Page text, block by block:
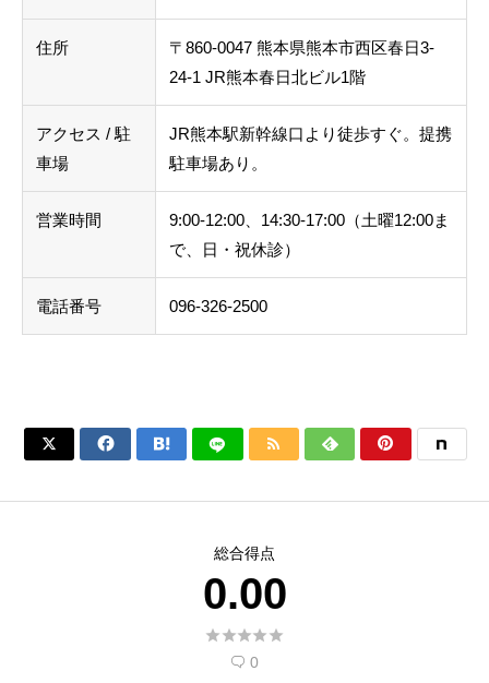
住所
〒860-0047 熊本県熊本市西区春日3-
24-1 JR熊本春日北ビル1階
アクセス / 駐
車場
JR熊本駅新幹線口より徒歩すぐ。提携
駐車場あり。
営業時間
9:00-12:00、14:30-17:00（土曜12:00ま
で、日・祝休診）
電話番号 096-326-2500
     
総合得点
0.00

 0